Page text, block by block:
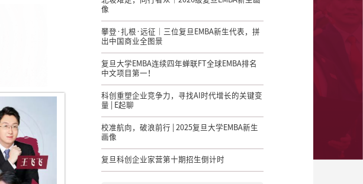
像
攀登·扎根·远征｜三位复旦EMBA新生代表，拼
出中国商业全图景
复旦大学EMBA连续四年蝉联FT全球EMBA排名
中文项目第一！
科创重塑企业竞争力，寻找AI时代增长的关键变
量 | E起聊
校准航向，破浪前行 | 2025复旦大学EMBA新生
画像
复旦科创企业家营第十期招生倒计时